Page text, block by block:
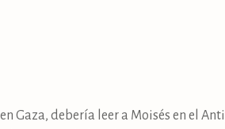
Gaza, debería leer a Moisés en el